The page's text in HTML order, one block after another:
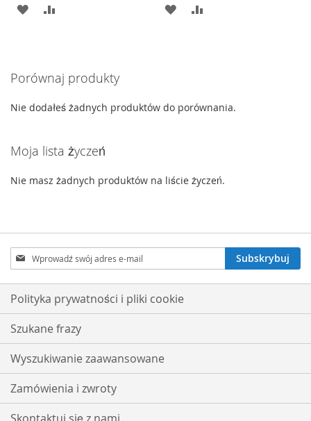
DODAJ
ŻYCZEŃ
DODAJ
Porównaj produkty
Nie dodałeś żadnych produktów do porównania.
Moja lista życzeń
Nie masz żadnych produktów na liście życzeń.
Subskrybuj
nasz
newsletter:
Subskrybuj
Polityka prywatności i pliki cookie
Szukane frazy
Wyszukiwanie zaawansowane
Zamówienia i zwroty